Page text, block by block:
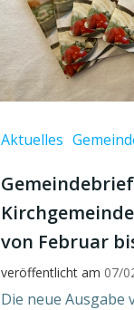
Aktuelles
von Februar
veröffentlicht am 07/
Die neue Ausgabe